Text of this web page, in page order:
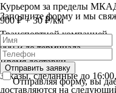
Курьером за пределы
900 ₽ + 30 ₽/км
Транспортной компанией
900 ₽ до терминала
Время доставки
Заказы, сделанные до
доставляются на
Заполните форму и мы
Отправить заявку
Отправляя форму, вы